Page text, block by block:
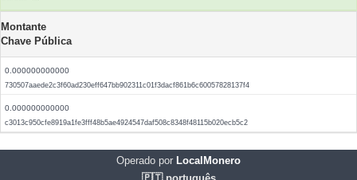
Montante
Chave Pública
0.000000000000
730507aaede2c3f60ad230eff647bb902311c01f3dacf861b6c60057828137f4
0.000000000000
c3013c950cfe8919a1fe3fff48b5ae4924547daf508c8348f48115b020ecb5c2
Operado por LocalMonero